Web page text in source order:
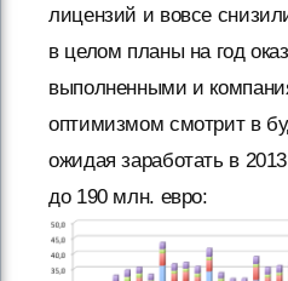
лицензий и вовсе
в целом планы на год
выполненными и
оптимизмом смотрит в
ожидая заработать в
до 190 млн. евро: